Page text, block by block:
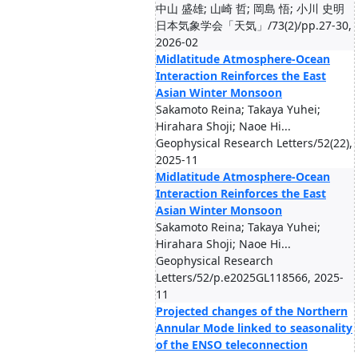
中山 盛雄; 山崎 哲; 岡島 悟; 小川 史明
日本気象学会「天気」/73(2)/pp.27-30,
2026-02
Midlatitude Atmosphere-Ocean
Interaction Reinforces the East
Asian Winter Monsoon
Sakamoto Reina; Takaya Yuhei;
Hirahara Shoji; Naoe Hi...
Geophysical Research Letters/52(22),
2025-11
Midlatitude Atmosphere-Ocean
Interaction Reinforces the East
Asian Winter Monsoon
Sakamoto Reina; Takaya Yuhei;
Hirahara Shoji; Naoe Hi...
Geophysical Research
Letters/52/p.e2025GL118566, 2025-
11
Projected changes of the Northern
Annular Mode linked to seasonality
of the ENSO teleconnection